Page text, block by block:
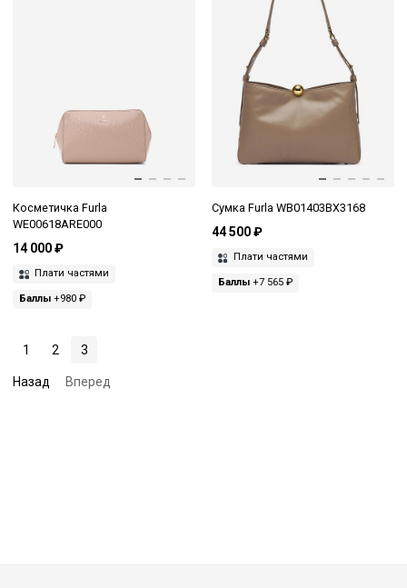
Косметичка Furla
WE00618ARE000
14 000 ₽
Плати частями
Баллы +980 ₽
Сумка Furla WB01403BX3168
44 500 ₽
Плати частями
Баллы+7 565 ₽
1 2 3
Назад Вперед